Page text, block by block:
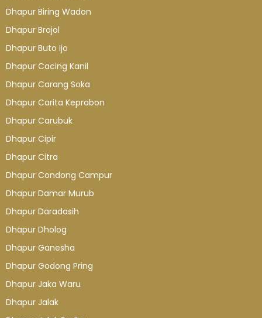
Dhapur Biring Wadon
Dhapur Brojol
Dhapur Buto Ijo
Dhapur Cacing Kanil
Dhapur Carang Soka
Dhapur Carita Keprabon
Dhapur Carubuk
Dhapur Cipir
Dhapur Citra
Dhapur Condong Campur
Dhapur Damar Murub
Dhapur Daradasih
Dhapur Dholog
Dhapur Ganesha
Dhapur Godong Pring
Dhapur Jaka Waru
Dhapur Jalak